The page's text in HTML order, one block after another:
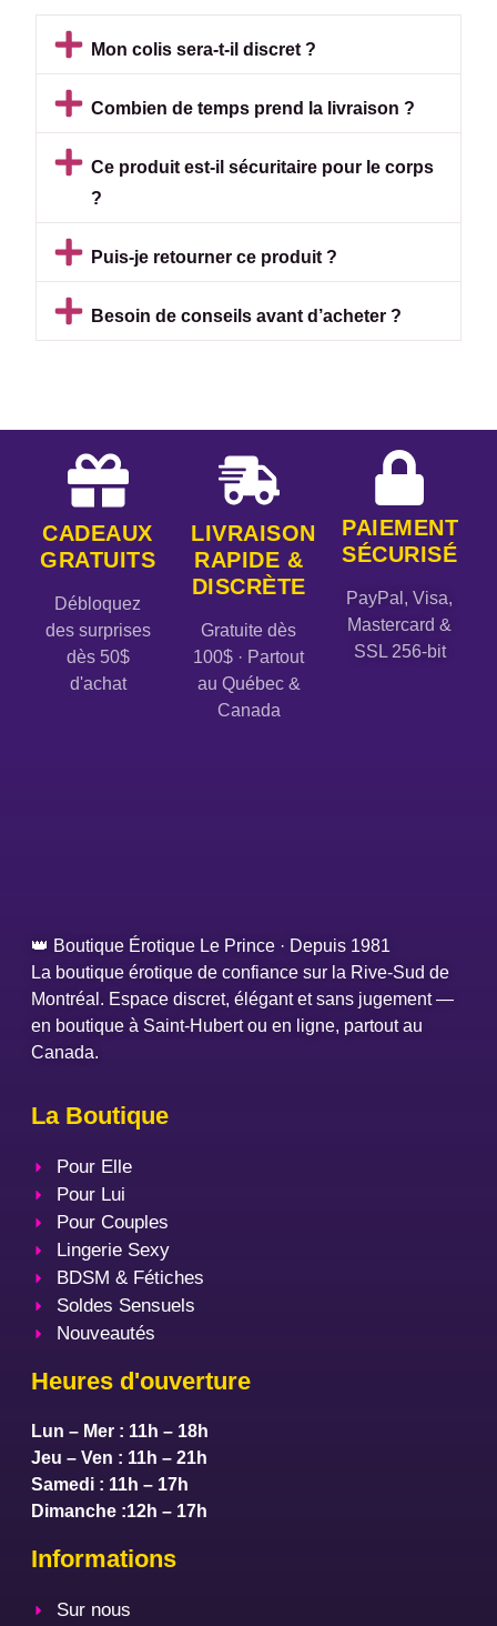
Mon colis sera-t-il discret ?
Combien de temps prend la livraison ?
Ce produit est-il sécuritaire pour le corps
?
Puis-je retourner ce produit ?
Besoin de conseils avant d’acheter ?
CADEAUX
GRATUITS
Débloquez
des surprises
dès 50$
d'achat
LIVRAISON
RAPIDE &
DISCRÈTE
Gratuite dès
100$ · Partout
au Québec &
Canada
PAIEMENT
SÉCURISÉ
PayPal, Visa,
Mastercard &
SSL 256-bit
👑 Boutique Érotique Le Prince · Depuis 1981
La boutique érotique de confiance sur la Rive-Sud de
Montréal. Espace discret, élégant et sans jugement —
en boutique à Saint-Hubert ou en ligne, partout au
Canada.
La Boutique
Pour Elle
Pour Lui
Pour Couples
Lingerie Sexy
BDSM & Fétiches
Soldes Sensuels
Nouveautés
Heures d'ouverture
Lun – Mer : 11h – 18h
Jeu – Ven : 11h – 21h
Samedi : 11h – 17h
Dimanche :12h – 17h
Informations
Sur nous